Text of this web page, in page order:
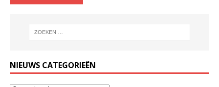
NIEUWS CATEGORIEËN